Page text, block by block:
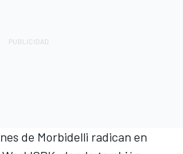
de Morbidelli radican en